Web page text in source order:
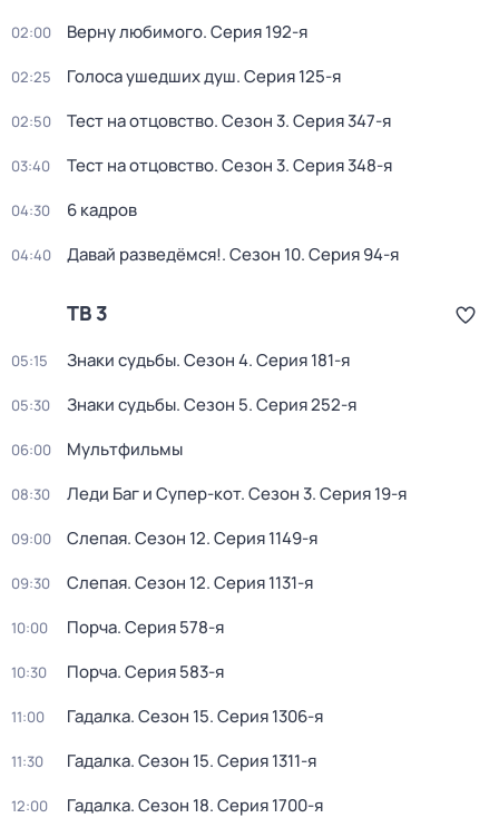
02:00 Верну любимого. Серия 192-я
02:25 Голocа ушедших душ. Серия 125-я
02:50 Тест на отцовство. Сезон 3. Серия 347-я
03:40 Тест на отцовство. Сезон 3. Серия 348-я
04:30 6 кадров
04:40 Давай рaзвeдёмся!. Сезон 10. Серия 94-я
ТВ 3
05:15 Знaки cудьбы. Сезон 4. Серия 181-я
05:30 Знaки cудьбы. Сезон 5. Серия 252-я
06:00 Мультфильмы
08:30 Леди Баг и Супер-кот. Сезон 3. Серия 19-я
09:00 Слeпaя. Сезон 12. Серия 1149-я
09:30 Слeпaя. Сезон 12. Серия 1131-я
10:00 Порча. Серия 578-я
10:30 Порча. Серия 583-я
11:00 Гадалка. Сезон 15. Серия 1306-я
11:30 Гадалка. Сезон 15. Серия 1311-я
12:00 Гадалка. Сезон 18. Серия 1700-я